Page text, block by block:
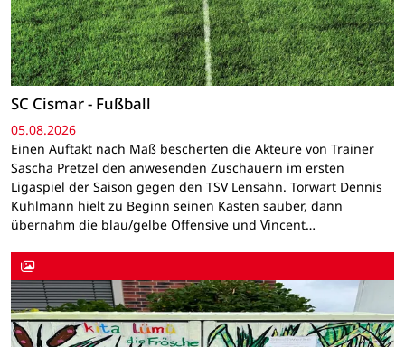
SC Cismar - Fußball
05.08.2026
Einen Auftakt nach Maß bescherten die Akteure von Trainer
Sascha Pretzel den anwesenden Zuschauern im ersten
Ligaspiel der Saison gegen den TSV Lensahn. Torwart Dennis
Kuhlmann hielt zu Beginn seinen Kasten sauber, dann
übernahm die blau/gelbe Offensive und Vincent…